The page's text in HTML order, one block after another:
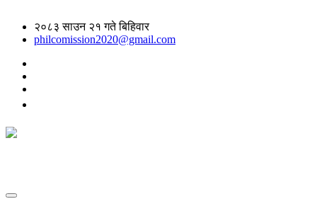
२०८३ साउन २१ गते बिहिवार
philcomission2020@gmail.com